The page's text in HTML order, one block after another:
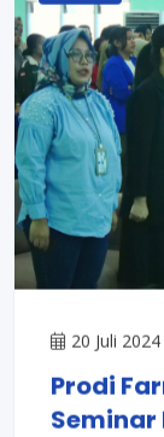
20 Juli 2024
Prodi
Seminar